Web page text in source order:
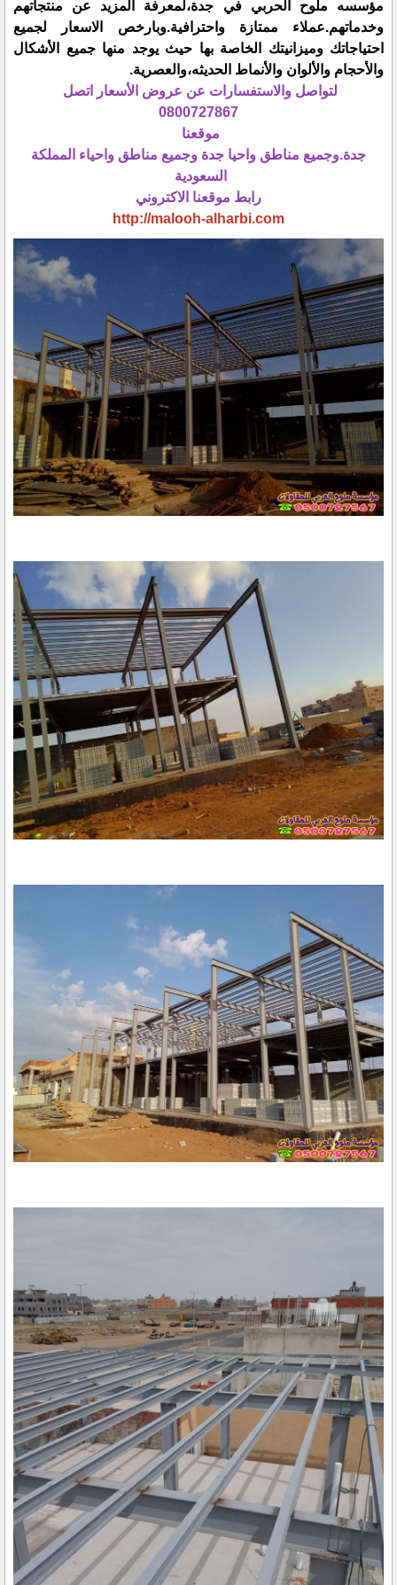
مؤسسه ملوح الحربي في جدة،لمعرفة المزيد عن منتجاتهم
وخدماتهم.عملاء ممتازة واحترافية.وبارخص الاسعار لجميع
احتياجاتك وميزانيتك الخاصة بها حيث يوجد منها جميع الأشكال
والأحجام والألوان والأنماط الحديثه،والعصرية.
لتواصل والاستفسارات عن عروض الأسعار اتصل
0800727867
موقعنا
جدة.وجميع مناطق واحيا جدة وجميع مناطق واحياء المملكة
السعودية
رابط موقعنا الاكتروني
http://malooh-alharbi.com